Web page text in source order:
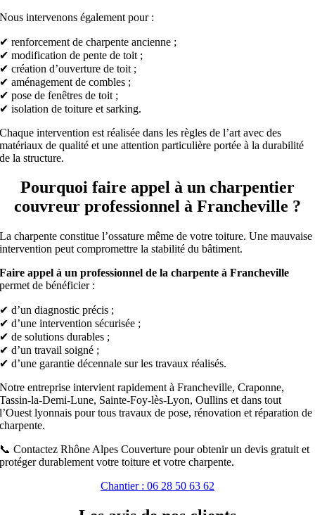
Nous intervenons également pour :
✔ renforcement de charpente ancienne ;
✔ modification de pente de toit ;
✔ création d’ouverture de toit ;
✔ aménagement de combles ;
✔ pose de fenêtres de toit ;
✔ isolation de toiture et sarking.
Chaque intervention est réalisée dans les règles de l’art avec des
matériaux de qualité et une attention particulière portée à la durabilité
de la structure.
Pourquoi faire appel à un charpentier
couvreur professionnel à Francheville ?
La charpente constitue l’ossature même de votre toiture. Une mauvaise
intervention peut compromettre la stabilité du bâtiment.
Faire appel à un professionnel de la charpente à Francheville
permet de bénéficier :
✔ d’un diagnostic précis ;
✔ d’une intervention sécurisée ;
✔ de solutions durables ;
✔ d’un travail soigné ;
✔ d’une garantie décennale sur les travaux réalisés.
Notre entreprise intervient rapidement à Francheville, Craponne,
Tassin-la-Demi-Lune, Sainte-Foy-lès-Lyon, Oullins et dans tout
l’Ouest lyonnais pour tous travaux de pose, rénovation et réparation de
charpente.
📞 Contactez Rhône Alpes Couverture pour obtenir un devis gratuit et
protéger durablement votre toiture et votre charpente.
Chantier : 06 28 50 63 62